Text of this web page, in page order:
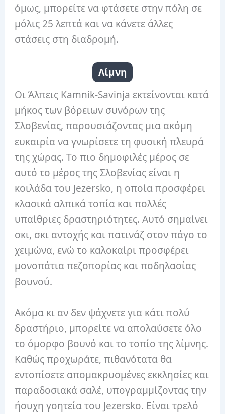
όμως, μπορείτε να φτάσετε στην πόλη σε
μόλις 25 λεπτά και να κάνετε άλλες
στάσεις στη διαδρομή.
Λίμνη
Οι Άλπεις Kamnik-Savinja εκτείνονται κατά
μήκος των βόρειων συνόρων της
Σλοβενίας, παρουσιάζοντας μια ακόμη
ευκαιρία να γνωρίσετε τη φυσική πλευρά
της χώρας. Το πιο δημοφιλές μέρος σε
αυτό το μέρος της Σλοβενίας είναι η
κοιλάδα του Jezersko, η οποία προσφέρει
κλασικά αλπικά τοπία και πολλές
υπαίθριες δραστηριότητες. Αυτό σημαίνει
σκι, σκι αντοχής και πατινάζ στον πάγο το
χειμώνα, ενώ το καλοκαίρι προσφέρει
μονοπάτια πεζοπορίας και ποδηλασίας
βουνού.
Ακόμα κι αν δεν ψάχνετε για κάτι πολύ
δραστήριο, μπορείτε να απολαύσετε όλο
το όμορφο βουνό και το τοπίο της λίμνης.
Καθώς προχωράτε, πιθανότατα θα
εντοπίσετε απομακρυσμένες εκκλησίες και
παραδοσιακά σαλέ, υπογραμμίζοντας την
ήσυχη γοητεία του Jezersko. Είναι τρελό